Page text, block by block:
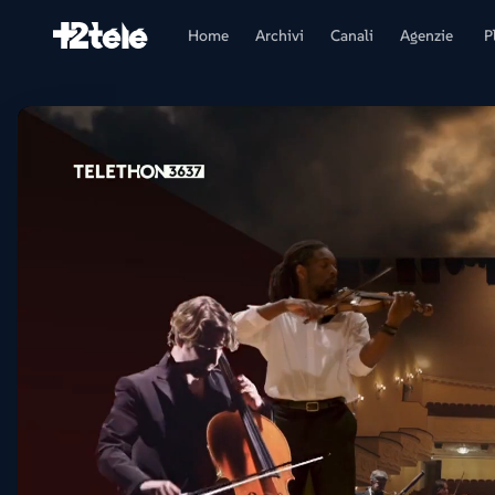
Home Archivi Canali Agenzie